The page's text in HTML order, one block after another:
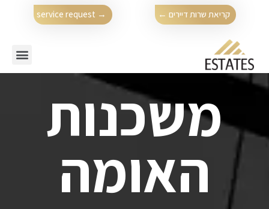
קריאת שרות דיירים ← → service request
משכנות
האומה